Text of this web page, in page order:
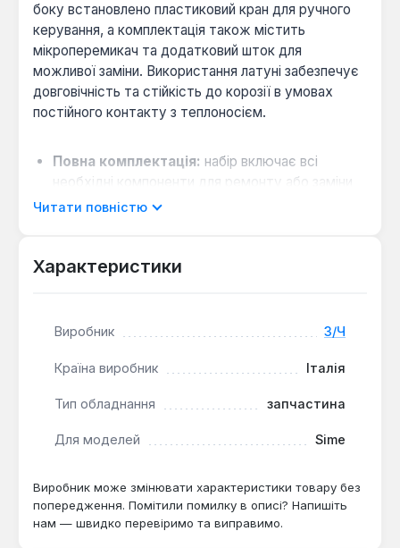
боку встановлено пластиковий кран для ручного
керування, а комплектація також містить
мікроперемикач та додатковий шток для
можливої заміни. Використання латуні забезпечує
довговічність та стійкість до корозії в умовах
постійного контакту з теплоносієм.
Повна комплектація: набір включає всі
необхідні компоненти для ремонту або заміни
водяного блоку без необхідності окремого
крана дозволяє вручну перемикати режими
Сумісність:клапан призначений для
серії Format.Zip BF, що забезпечує точне
відповідність оригінальним параметрам.
Ця запчастина застосовується для відновлення
опалення, коли виникають проблеми з
переключенням між контурами або підтримкою
тиску. Вона підходить для професійного ремонту
Читати повністю
Характеристики
Виробник З/Ч
Країна виробник Італія
Тип обладнання запчастина
Для моделей Sime
Виробник може змінювати характеристики товару без
попередження. Помітили помилку в описі? Напишіть
нам — швидко перевіримо та виправимо.